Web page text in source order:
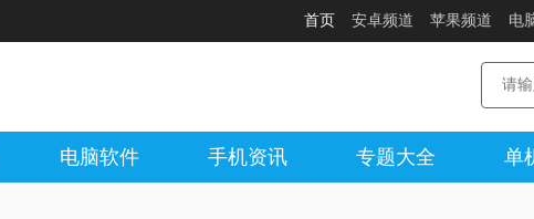
首页 安卓频道 苹果频道 电
电脑软件 手机资讯 专题大全 单